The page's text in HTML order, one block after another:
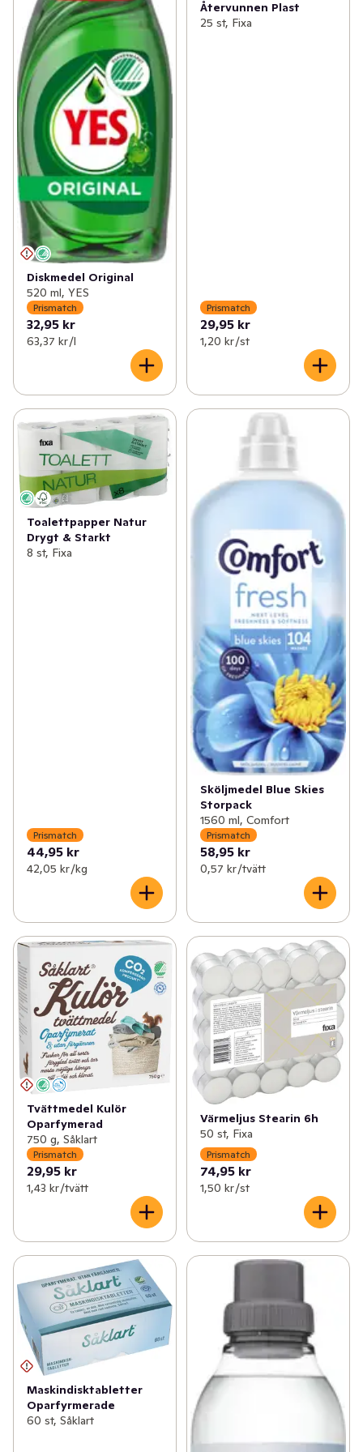
Diskmedel Original
520 ml, YES
Prismatch
32,95 kr
63,37 kr /l
Återvunnen Plast
25 st, Fixa
Prismatch
29,95 kr
1,20 kr /st
Toalettpapper Natur
Drygt & Starkt
8 st, Fixa
Prismatch
44,95 kr
42,05 kr /kg
Sköljmedel Blue Skies
Storpack
1560 ml, Comfort
Prismatch
58,95 kr
0,57 kr /tvätt
Tvättmedel Kulör
Oparfymerad
750 g, Såklart
Prismatch
29,95 kr
1,43 kr /tvätt
Värmeljus Stearin 6h
50 st, Fixa
Prismatch
74,95 kr
1,50 kr /st
Maskindisktabletter
Oparfyrmerade
60 st, Såklart